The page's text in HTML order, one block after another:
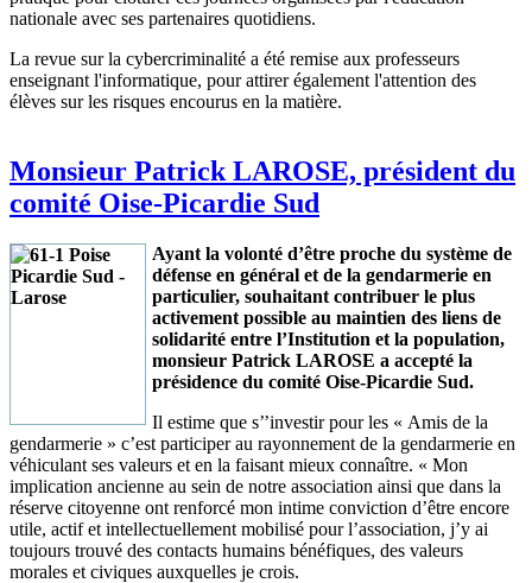
nationale avec ses partenaires quotidiens.
La revue sur la cybercriminalité a été remise aux professeurs
enseignant l'informatique, pour attirer également l'attention des
élèves sur les risques encourus en la matière.
Monsieur Patrick LAROSE, président du
comité Oise-Picardie Sud
Ayant la volonté d’être proche du système de
défense en général et de la gendarmerie en
particulier, souhaitant contribuer le plus
activement possible au maintien des liens de
solidarité entre l’Institution et la population,
monsieur Patrick LAROSE a accepté la
présidence du comité Oise-Picardie Sud.
Il estime que s’’investir pour les « Amis de la
gendarmerie » c’est participer au rayonnement de la gendarmerie en
véhiculant ses valeurs et en la faisant mieux connaître. « Mon
implication ancienne au sein de notre association ainsi que dans la
réserve citoyenne ont renforcé mon intime conviction d’être encore
utile, actif et intellectuellement mobilisé pour l’association, j’y ai
toujours trouvé des contacts humains bénéfiques, des valeurs
morales et civiques auxquelles je crois.